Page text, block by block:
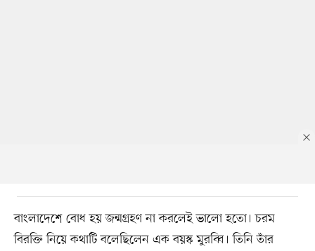
বাংলাদেশে বোধ হয় জন্মগ্রহণ না করলেই ভালো হতো। চরম
বিরক্তি নিয়ে কথাটি বলেছিলেন এক বয়স্ক মুরব্বি। তিনি তাঁর